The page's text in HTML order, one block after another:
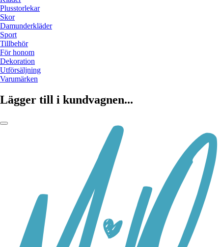
Plusstorlekar
Skor
Damunderkläder
Sport
Tillbehör
För honom
Dekoration
Utförsäljning
Varumärken
Lägger till i kundvagnen...